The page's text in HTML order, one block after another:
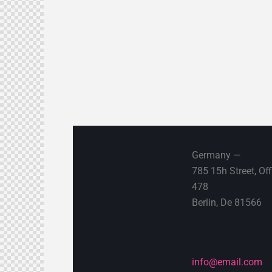
Germany —
785 15h Street,
478
Berlin, De 81566
info@email.com